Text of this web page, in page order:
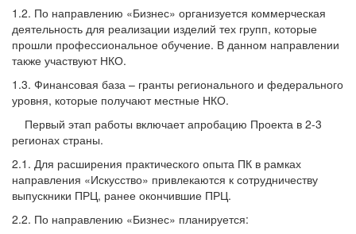
1.2. По направлению «Бизнес» организуется коммерческая
деятельность для реализации изделий тех групп, которые
прошли профессиональное обучение. В данном направлении
также участвуют НКО.
1.3. Финансовая база – гранты регионального и федерального
уровня, которые получают местные НКО.
Первый этап работы включает апробацию Проекта в 2-3
регионах страны.
2.1. Для расширения практического опыта ПК в рамках
направления «Искусство» привлекаются к сотрудничеству
выпускники ПРЦ, ранее окончившие ПРЦ.
2.2. По направлению «Бизнес» планируется: